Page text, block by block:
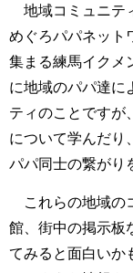
地域コミュニテ
めぐろパパネット
集まる練馬イクメ
に地域のパパ達に
ティのことですが
について学んだり
パパ同士の繋がり
これらの地域の
館、街中の掲示板
てみると面白いか